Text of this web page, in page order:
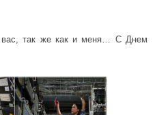
так же как и меня… С Днем